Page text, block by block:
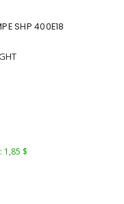
SHP 400E18
1,85 $